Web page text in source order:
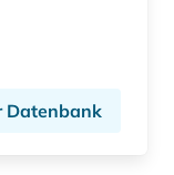
Datenbank